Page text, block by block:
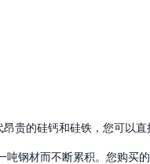
贵的硅钙和硅铁，您可以直
钢材而不断累积。您购买